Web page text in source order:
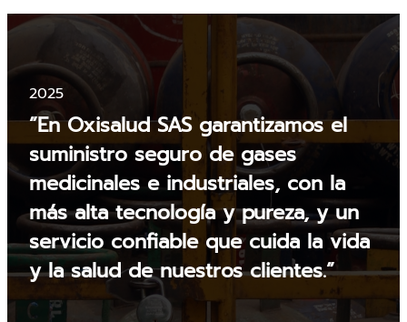
2025
”En Oxisalud SAS garantizamos el
suministro seguro de gases
medicinales e industriales, con la
más alta tecnología y pureza, y un
servicio confiable que cuida la vida
y la salud de nuestros clientes.”